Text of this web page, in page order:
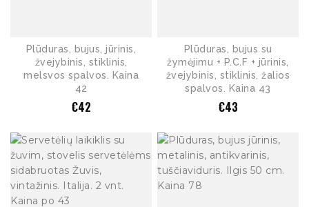
Plūduras, bujus, jūrinis,
žvejybinis, stiklinis,
melsvos spalvos. Kaina
42
€42
Plūduras, bujus su
žymėjimu + P.C.F + jūrinis,
žvejybinis, stiklinis, žalios
spalvos. Kaina 43
€43